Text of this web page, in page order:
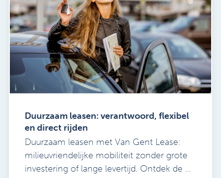
Duurzaam leasen: verantwoord, flexibel
en direct rijden
Duurzaam leasen met Van Gent Lease:
milieuvriendelijke mobiliteit zonder grote
investering of lange levertijd. Ontdek de ...